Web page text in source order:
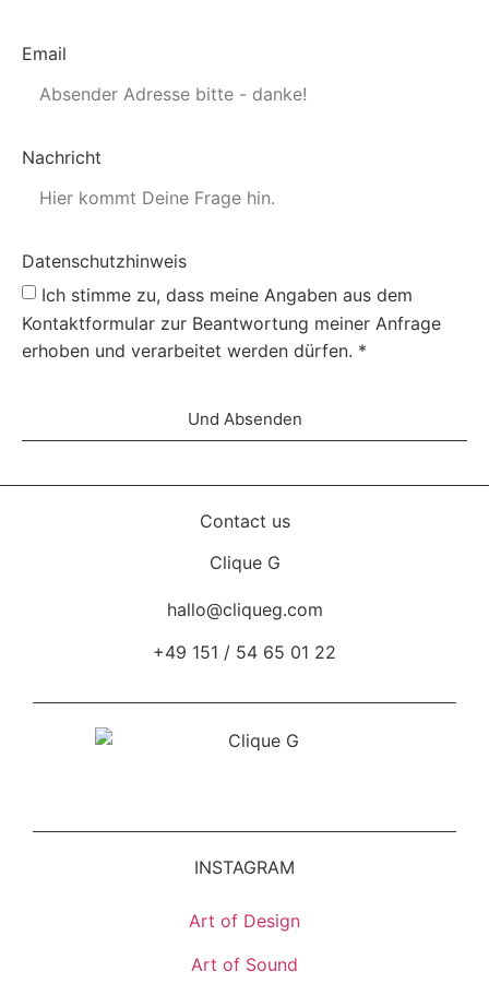
Email
Nachricht
Datenschutzhinweis
Ich stimme zu, dass meine Angaben aus dem
Kontaktformular zur Beantwortung meiner Anfrage
erhoben und verarbeitet werden dürfen. *
Und Absenden
Contact us
Clique G
hallo@cliqueg.com
+49 151 / 54 65 01 22
INSTAGRAM
Art of Design
Art of Sound